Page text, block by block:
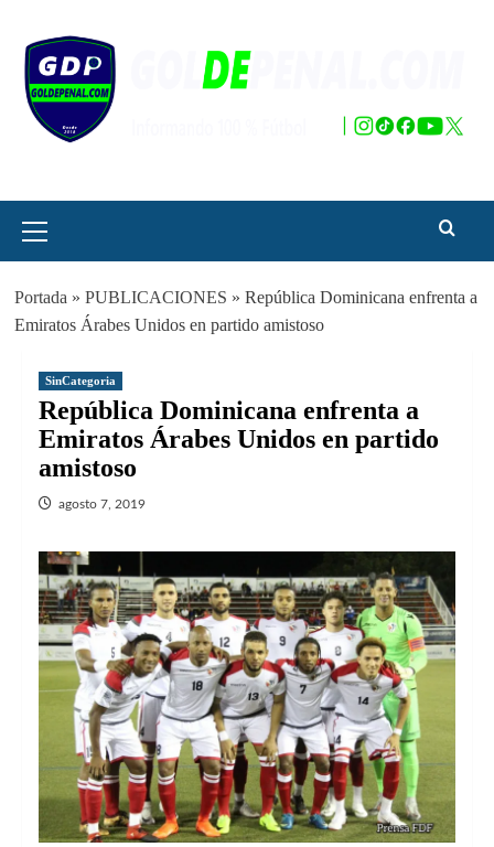
contenido
principal
Portada » PUBLICACIONES » República Dominicana enfrenta a
Emiratos Árabes Unidos en partido amistoso
SinCategoria
República Dominicana enfrenta a
Emiratos Árabes Unidos en partido
amistoso
agosto 7, 2019